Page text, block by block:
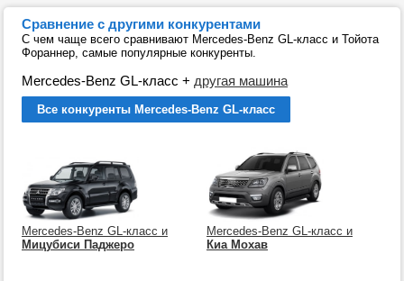
Сравнение с другими конкурентами
С чем чаще всего сравнивают Mercedes-Benz GL-класс и Тойота
Фораннер, самые популярные конкуренты.
Mercedes-Benz GL-класс + другая машина
Все конкуренты Mercedes-Benz GL-класс
Mercedes-Benz GL-класс и
Мицубиси Паджеро
Mercedes-Benz GL-класс и
Киа Мохав